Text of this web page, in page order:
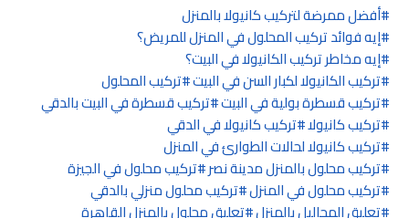
أفضل ممرضة لتركيب كانيولا بالمنزل
إيه فوائد تركيب المحلول في المنزل للمريض؟
إيه مخاطر تركيب الكانيولا في البيت؟
تركيب الكانيولا لكبار السن في البيت تركيب المحلول
تركيب قسطرة بولية في البيت تركيب قسطرة في البيت بالدقي
تركيب كانيولا تركيب كانيولا في الدقي
تركيب كانيولا لحالات الطوارئ في المنزل
تركيب محلول بالمنزل مدينة نصر تركيب محلول في الجيزة
تركيب محلول في المنزل تركيب محلول منزلي بالدقي
تعليق المحاليل بالمنزل تعليق محلول بالمنزل القاهرة